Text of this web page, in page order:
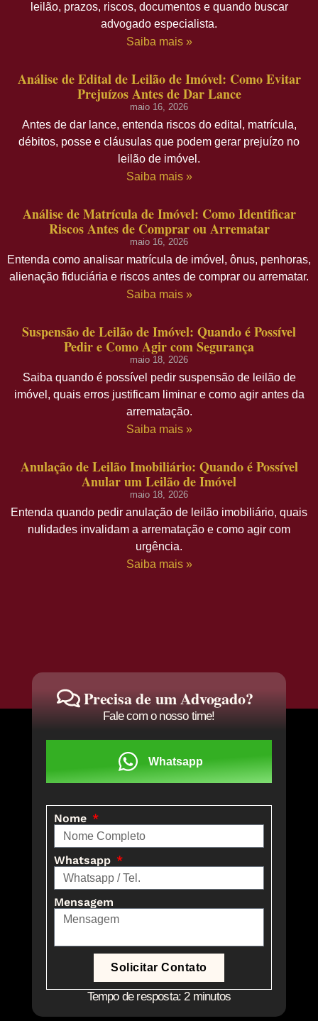
leilão, prazos, riscos, documentos e quando buscar
advogado especialista.
Saiba mais »
Análise de Edital de Leilão de Imóvel: Como Evitar
Prejuízos Antes de Dar Lance
maio 16, 2026
Antes de dar lance, entenda riscos do edital, matrícula,
débitos, posse e cláusulas que podem gerar prejuízo no
leilão de imóvel.
Saiba mais »
Análise de Matrícula de Imóvel: Como Identificar
Riscos Antes de Comprar ou Arrematar
maio 16, 2026
Entenda como analisar matrícula de imóvel, ônus, penhoras,
alienação fiduciária e riscos antes de comprar ou arrematar.
Saiba mais »
Suspensão de Leilão de Imóvel: Quando é Possível
Pedir e Como Agir com Segurança
maio 18, 2026
Saiba quando é possível pedir suspensão de leilão de
imóvel, quais erros justificam liminar e como agir antes da
arrematação.
Saiba mais »
Anulação de Leilão Imobiliário: Quando é Possível
Anular um Leilão de Imóvel
maio 18, 2026
Entenda quando pedir anulação de leilão imobiliário, quais
nulidades invalidam a arrematação e como agir com
urgência.
Saiba mais »
Precisa de um Advogado?
Fale com o nosso time!
Whatsapp
Nome
Whatsapp
Mensagem
Solicitar Contato
Tempo de resposta: 2 minutos